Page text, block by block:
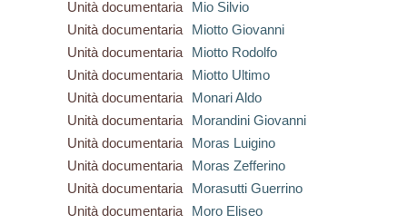
Unità documentaria
Mio Silvio
Unità documentaria
Miotto Giovanni
Unità documentaria
Miotto Rodolfo
Unità documentaria
Miotto Ultimo
Unità documentaria
Monari Aldo
Unità documentaria
Morandini Giovanni
Unità documentaria
Moras Luigino
Unità documentaria
Moras Zefferino
Unità documentaria
Morasutti Guerrino
Unità documentaria
Moro Eliseo